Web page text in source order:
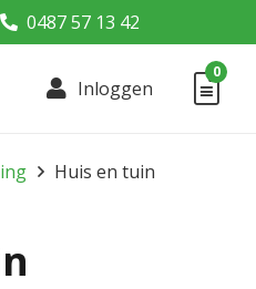
0487 57 13 42
Inloggen
0
Huis en tuin